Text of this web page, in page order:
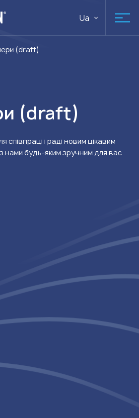
Ua
(draft)
(draft)
співпраці і раді новим цікавим
нами будь-яким зручним для вас